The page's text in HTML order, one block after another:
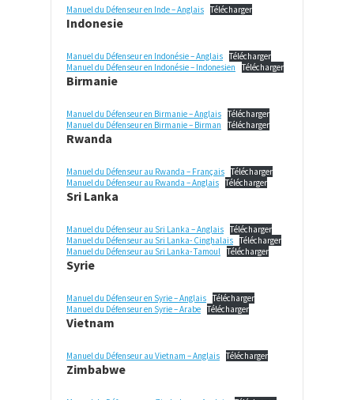
Manuel du Défenseur en Inde – Anglais Télécharger
Indonesie
Manuel du Défenseur en Indonésie – Anglais Télécharger
Manuel du Défenseur en Indonésie – Indonesien
Télécharger
Birmanie
Manuel du Défenseur en Birmanie – Anglais Télécharger
Manuel du Défenseur en Birmanie – Birman
Télécharger
Rwanda
Manuel du Défenseur au Rwanda – Français Télécharger
Manuel du Défenseur au Rwanda – Anglais Télécharger
Sri Lanka
Manuel du Défenseur au Sri Lanka – Anglais Télécharger
Manuel du Défenseur au Sri Lanka- Cinghalais Télécharger
Manuel du Défenseur au Sri Lanka- Tamoul Télécharger
Syrie
Manuel du Défenseur en Syrie – Anglais Télécharger
Manuel du Défenseur en Syrie – Arabe Télécharger
Vietnam
Manuel du Défenseur au Vietnam – Anglais Télécharger
Zimbabwe